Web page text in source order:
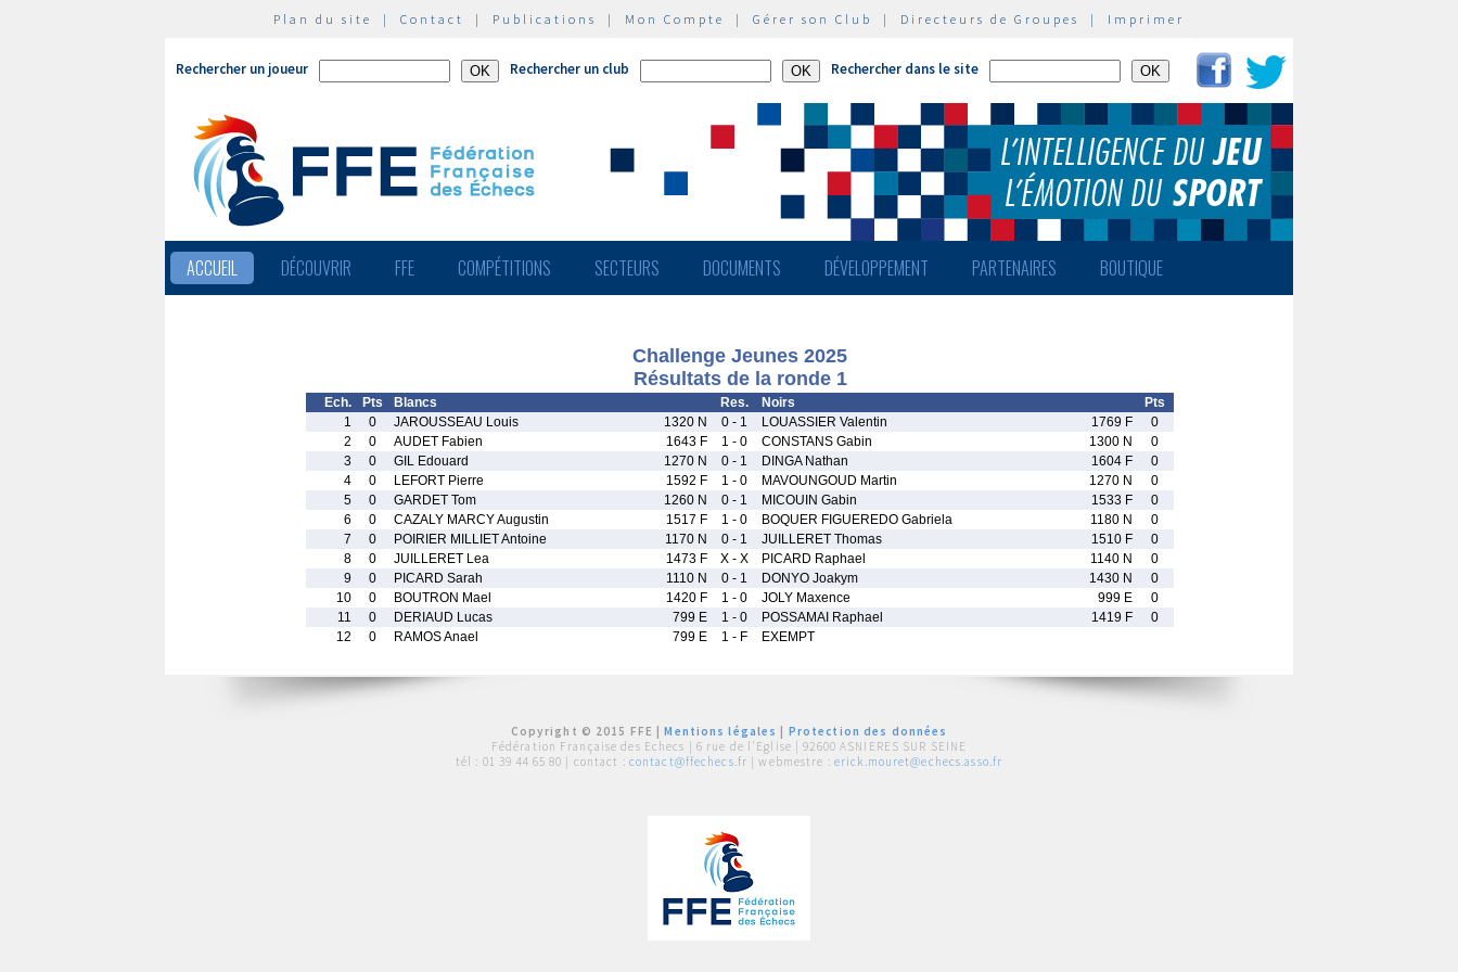
Plan du site | Contact | Publications | Mon Compte | Gérer son Club | Directeurs de Groupes | Imprimer
Rechercher un joueur Rechercher un club Rechercher dans le site
ACCUEIL DÉCOUVRIR FFE COMPÉTITIONS SECTEURS DOCUMENTS DÉVELOPPEMENT PARTENAIRES BOUTIQUE
Challenge Jeunes 2025
Résultats de la ronde 1
Ech. Pts Blancs Res. Noirs
Pts
1
0 JAROUSSEAU Louis 1320 N 0 - 1 LOUASSIER Valentin 1769 F
0
2
0 AUDET Fabien 1643 F 1 - 0 CONSTANS Gabin 1300 N
0
3
0 GIL Edouard 1270 N 0 - 1 DINGA Nathan 1604 F
0
4
0 LEFORT Pierre 1592 F 1 - 0 MAVOUNGOUD Martin 1270 N
0
5
0 GARDET Tom 1260 N 0 - 1 MICOUIN Gabin 1533 F
0
6
0 CAZALY MARCY Augustin 1517 F 1 - 0 BOQUER FIGUEREDO Gabriela 1180 N
0
7
0 POIRIER MILLIET Antoine 1170 N 0 - 1 JUILLERET Thomas 1510 F
0
8
0 JUILLERET Lea 1473 F X - X PICARD Raphael 1140 N
0
9
0 PICARD Sarah 1110 N 0 - 1 DONYO Joakym 1430 N
0
10
0 BOUTRON Mael 1420 F 1 - 0 JOLY Maxence 999 E
0
11
0 DERIAUD Lucas 799 E 1 - 0 POSSAMAI Raphael 1419 F
0
12
0 RAMOS Anael 799 E 1 - F EXEMPT
Copyright © 2015 FFE |Mentions légales
Protection des données
Fédération Française des Echecs | 6 rue de l'Eglise | 92600 ASNIERES SUR SEINE
tél : 01 39 44 65 80 | contact : contact@ffechecs.fr | webmestre : erick.mouret@echecs.asso.fr